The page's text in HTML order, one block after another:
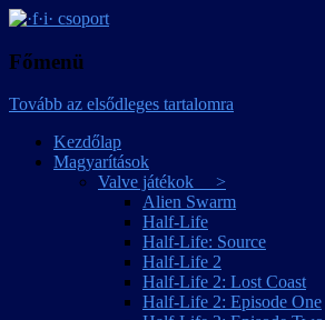
·f·i· csoport
Főmenü
Tovább az elsődleges tartalomra
Kezdőlap
Magyarítások
Valve játékok >
Alien Swarm
Half-Life
Half-Life: Source
Half-Life 2
Half-Life 2: Lost Coast
Half-Life 2: Episode One